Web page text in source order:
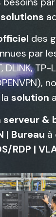
solutions
des
par
DLINK, TP-
solution
&
| Bureau à
RDP |